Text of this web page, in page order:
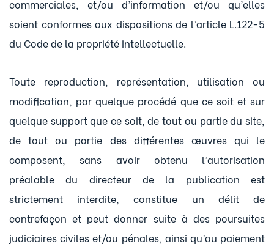
commerciales, et/ou d’information et/ou qu’elles
soient conformes aux dispositions de l’article L.122-5
du Code de la propriété intellectuelle.
Toute reproduction, représentation, utilisation ou
modification, par quelque procédé que ce soit et sur
quelque support que ce soit, de tout ou partie du site,
de tout ou partie des différentes œuvres qui le
composent, sans avoir obtenu l’autorisation
préalable du directeur de la publication est
strictement interdite, constitue un délit de
contrefaçon et peut donner suite à des poursuites
judiciaires civiles et/ou pénales, ainsi qu’au paiement